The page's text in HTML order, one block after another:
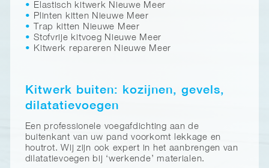
Elastisch kitwerk Nieuwe Meer
Plinten kitten Nieuwe Meer
Trap kitten Nieuwe Meer
Stofvrije kitvoeg Nieuwe Meer
Kitwerk repareren Nieuwe Meer
Kitwerk buiten: kozijnen, gevels,
dilatatievoegen
Een professionele voegafdichting aan de
buitenkant van uw pand voorkomt lekkage en
houtrot. Wij zijn ook expert in het aanbrengen van
dilatatievoegen bij ‘werkende’ materialen.